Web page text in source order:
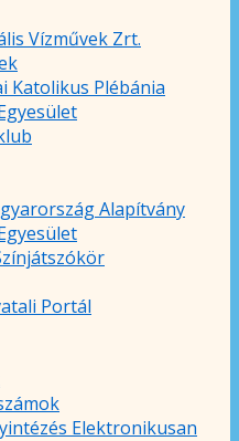
Vízművek Zrt.
Katolikus Plébánia
Alapítvány
Portál
Elektronikusan